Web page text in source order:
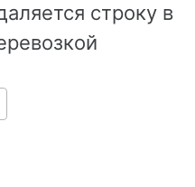
строку в